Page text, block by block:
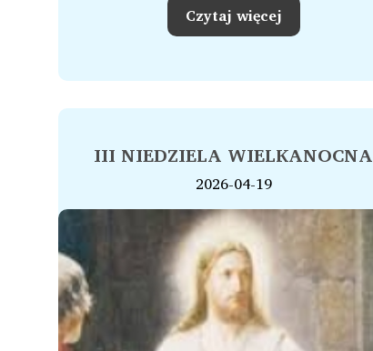
Czytaj więcej
III NIEDZIELA WIELKANOCNA
2026-04-19